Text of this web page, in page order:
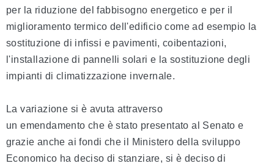
per la riduzione del fabbisogno energetico e per il
miglioramento termico dell'edificio come ad esempio la
sostituzione di infissi e pavimenti, coibentazioni,
l'installazione di pannelli solari e la sostituzione degli
impianti di climatizzazione invernale.
La variazione si è avuta attraverso
un emendamento che è stato presentato al Senato e
grazie anche ai fondi che il Ministero della sviluppo
Economico ha deciso di stanziare, si è deciso di